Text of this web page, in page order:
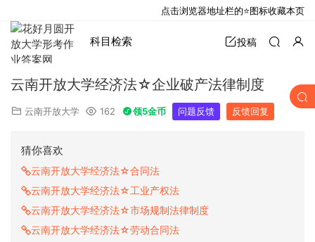
科目检索 投稿
云南开放大学经济法☆企业破产法律制度
云南开放大学 162 领5金币 问题反馈 反馈回复
猜你喜欢
云南开放大学经济法☆合同法
云南开放大学经济法☆工业产权法
云南开放大学经济法☆市场规制法律制度
云南开放大学经济法☆劳动合同法
点击浏览器地址栏的⭐图标收藏本页